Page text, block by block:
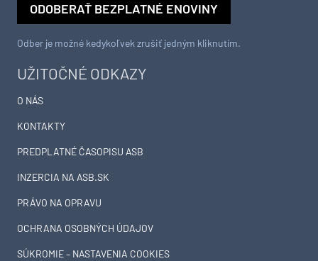
UŽITOČNÉ ODKAZY
O NÁS
KONTAKTY
PREDPLATNÉ ČASOPISU ASB
INZERCIA NA ASB.SK
PRÁVO NA OPRAVU
OCHRANA OSOBNÝCH ÚDAJOV
SÚKROMIE – NASTAVENIA COOKIES
ODOBERAŤ BEZPLATNÉ ENOVINY
Odber je možné kedykoľvek zrušiť jedným kliknutím.